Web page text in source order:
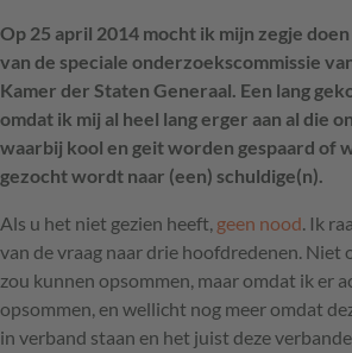
Op 25 april 2014 mocht ik mijn zegje
van de speciale onderzoekscommissie
Kamer der Staten Generaal. Een lang
omdat ik mij al heel lang erger aan al die
waarbij kool en geit worden gespaard of
gezocht wordt naar (een) schuldige(n).
Als u het niet gezien heeft, geen nood. Ik
van de vraag naar drie hoofdredenen. Niet
zou kunnen opsommen, maar omdat ik er
opsommen, en wellicht nog meer omdat
in verband staan en het juist deze